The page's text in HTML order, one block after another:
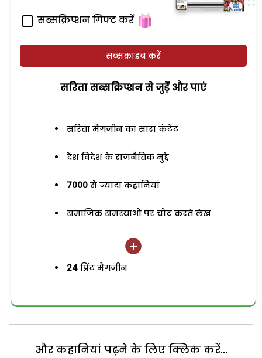
सब्सक्रिप्शन गिफ्ट करें
सब्सक्राइब करें
सरिता सब्सक्रिप्शन से जुड़ेें और पाएं
सरिता मैगजीन का सारा कंटेंट
देश विदेश के राजनैतिक मुद्दे
7000 से ज्यादा कहानियां
समाजिक समस्याओं पर चोट करते लेख
24 प्रिंट मैगजीन
और कहानियां पढ़ने के लिए क्लिक करें...